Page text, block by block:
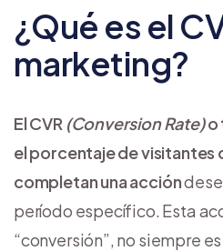
¿Qué es el
marketing?
El CVR (Conversion Rate)o
el porcentaje de visitantes
completan una acción
período específico. Esta
“conversión”, no siempre